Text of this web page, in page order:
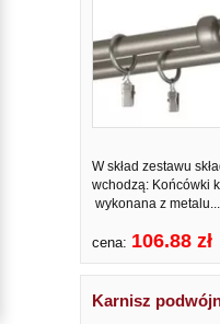
W skład zestawu
wchodzą: Końcówki
wykonana z metalu...
cena: 106.88 zł
Karnisz